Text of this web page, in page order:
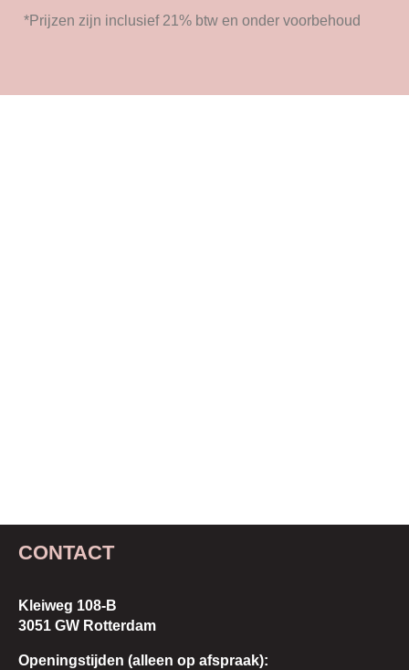
*Prijzen zijn inclusief 21% btw en onder voorbehoud
CONTACT
Kleiweg 108-B
3051 GW Rotterdam
Openingstijden (alleen op afspraak):